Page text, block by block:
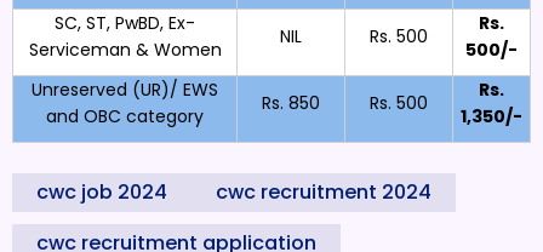
SC, ST, PwBD, Ex-
Serviceman & Women
NIL Rs. 500
Rs.
500/-
Unreserved (UR)/ EWS
and OBC category
Rs. 850 Rs. 500
Rs.
1,350/-
cwc job 2024
cwc recruitment 2024
cwc recruitment application